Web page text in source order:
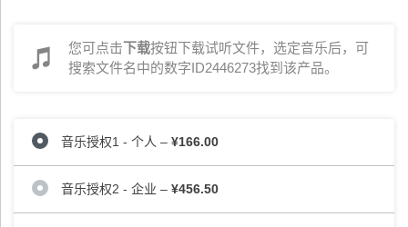
您可点击下载按钮下载试听文件，选定音乐后，可
搜索文件名中的数字ID2446273找到该产品。
音乐授权1 - 个人 – ¥166.00
音乐授权2 - 企业 – ¥456.50